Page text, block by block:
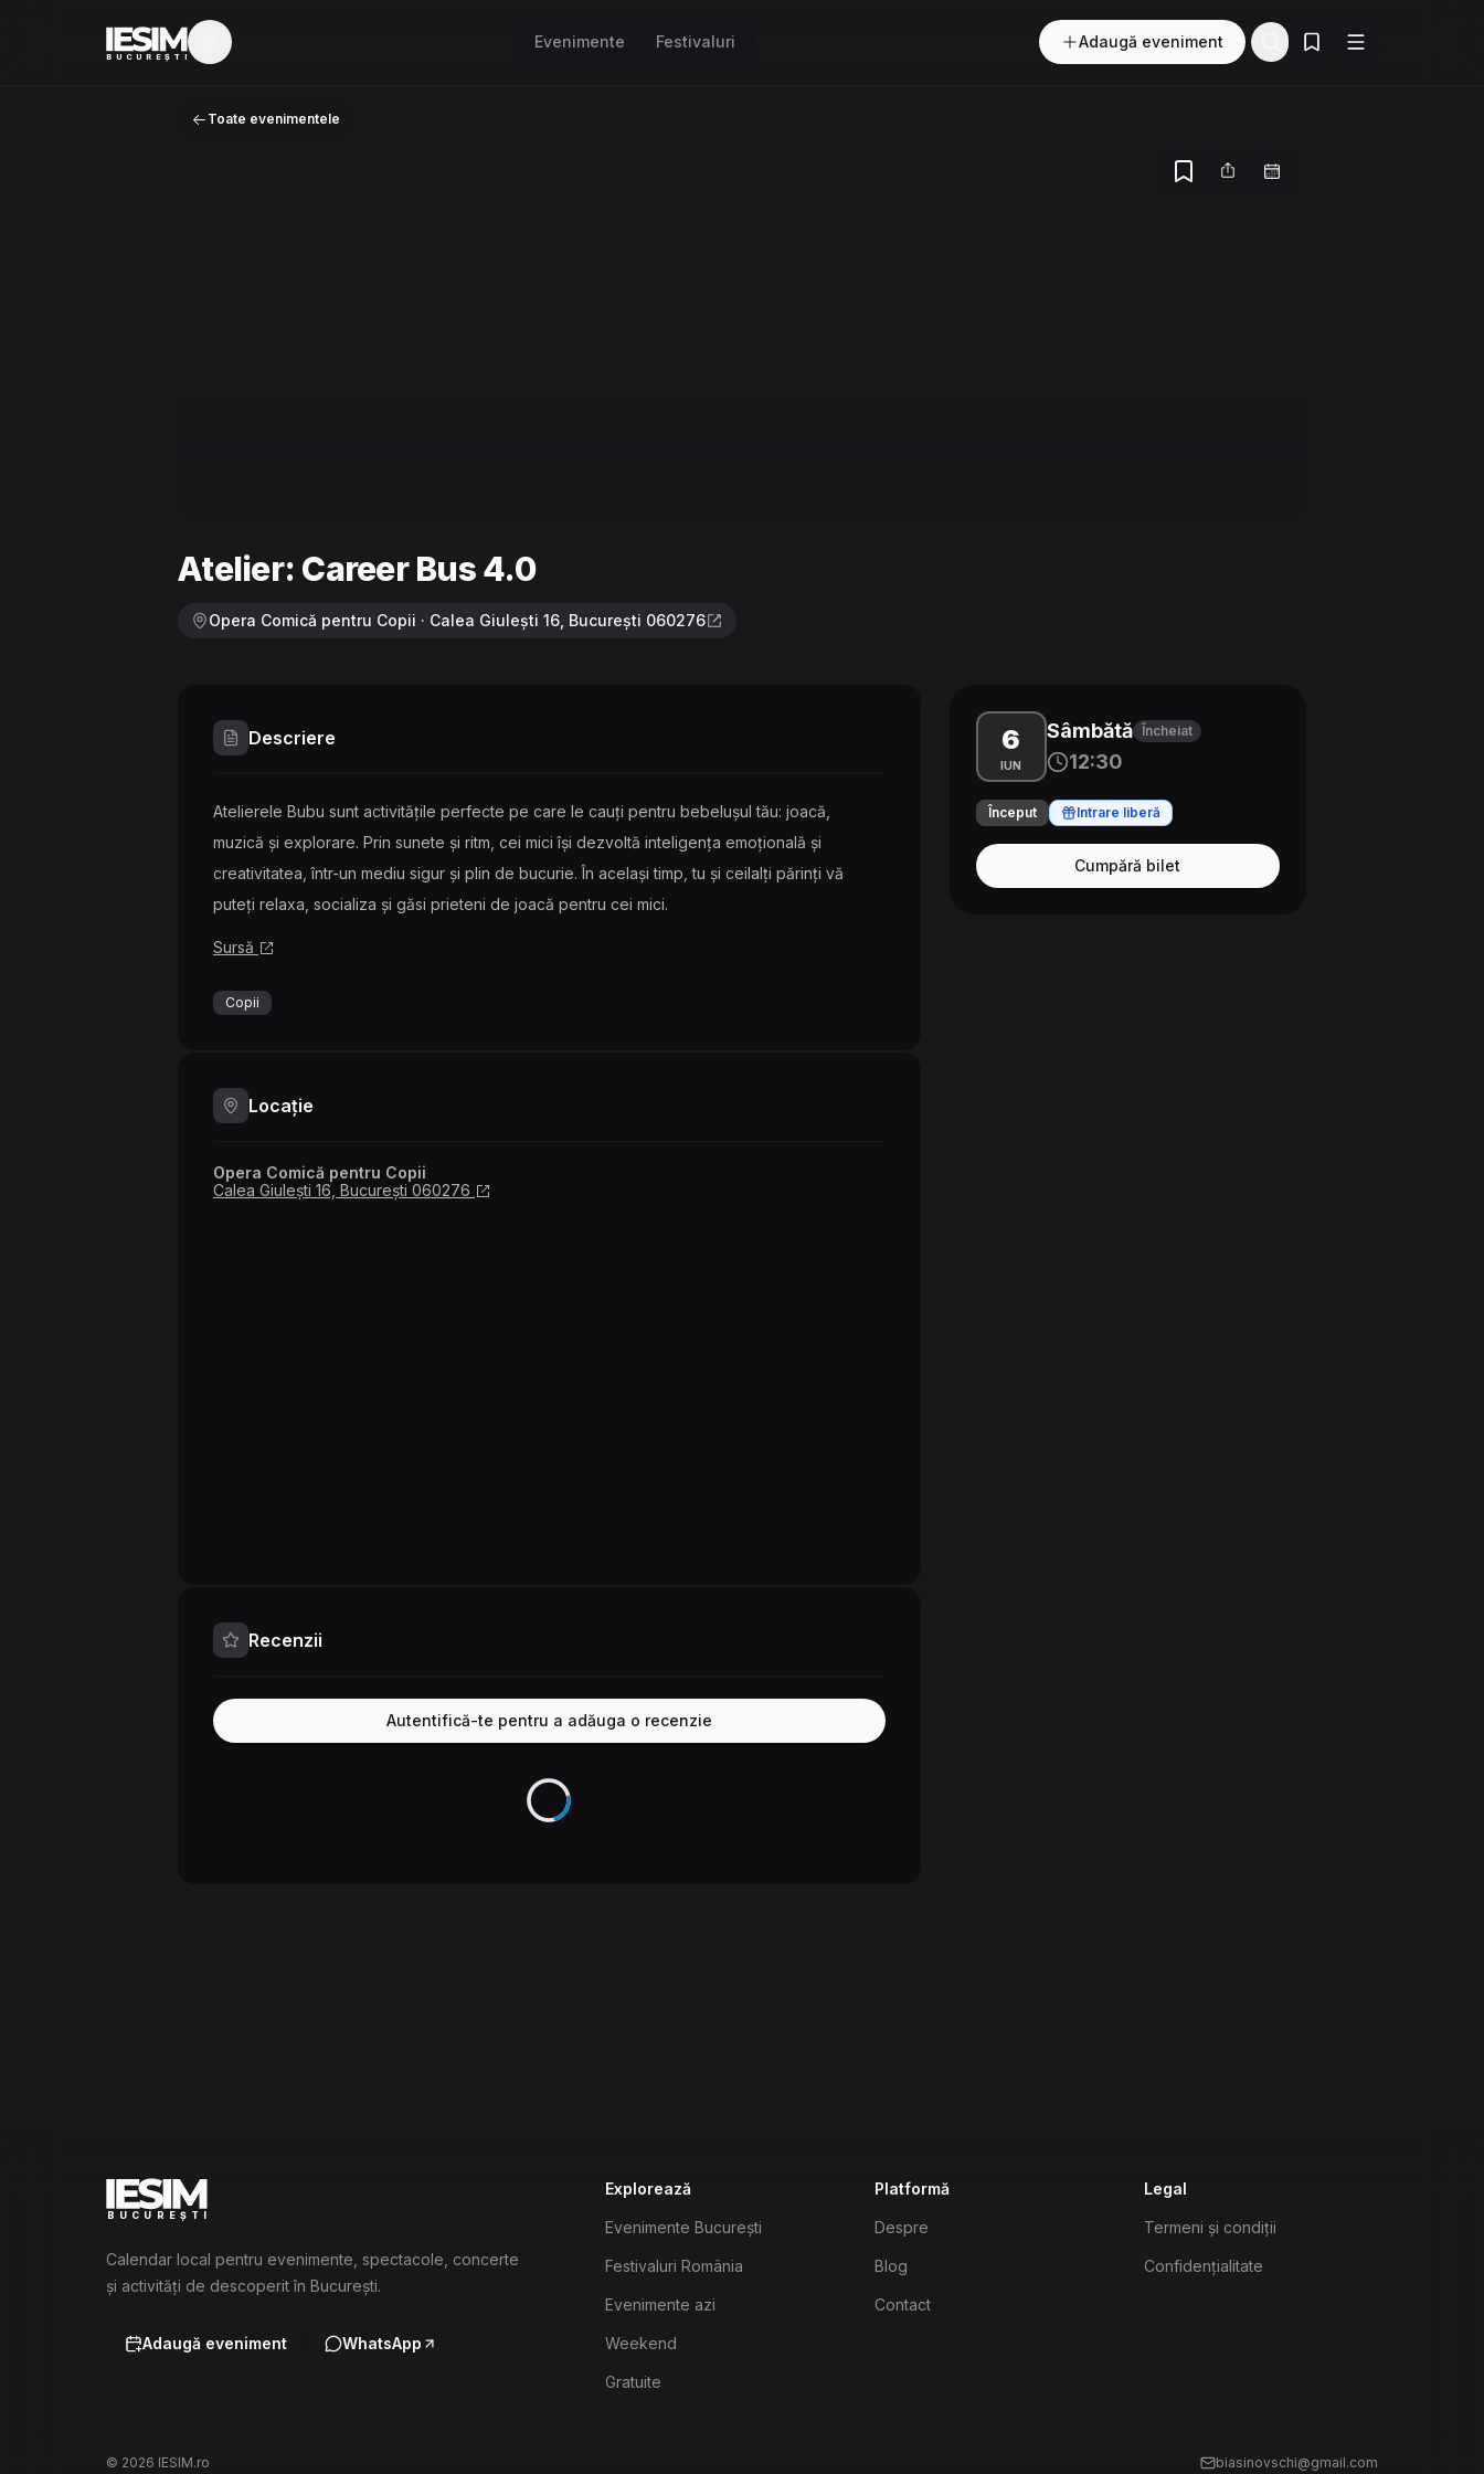
BUCUREȘTI Mod întunecat
Evenimente Festivaluri Adaugă eveniment
Evenimente salvate
Buton
Toate evenimentele
Atelier: Career Bus 4.0
Opera Comică pentru Copii · Calea Giulești 16, București 060276
Descriere
Atelierele Bubu sunt activitățile perfecte pe care le cauți pentru bebelușul tău: joacă,
muzică și explorare. Prin sunete și ritm, cei mici își dezvoltă inteligența emoțională și
creativitatea, într-un mediu sigur și plin de bucurie. În același timp, tu și ceilalți părinți vă
puteți relaxa, socializa și găsi prieteni de joacă pentru cei mici.
Sursă
Copii
Locație
Opera Comică pentru Copii
Calea Giulești 16, București 060276
Recenzii
Autentifică-te pentru a adăuga o recenzie
Se încarcă...
6
IUN
Sâmbătă Încheiat
12:30
Început Intrare liberă
Cumpără bilet
BUCUREȘTI
Calendar local pentru evenimente, spectacole, concerte
și activități de descoperit în București.
Adaugă eveniment WhatsApp
Explorează
Evenimente București
Festivaluri România
Evenimente azi
Weekend
Gratuite
Platformă
Despre
Blog
Contact
Legal
Termeni și condiții
Confidențialitate
© 2026 IESIM.ro biasinovschi@gmail.com